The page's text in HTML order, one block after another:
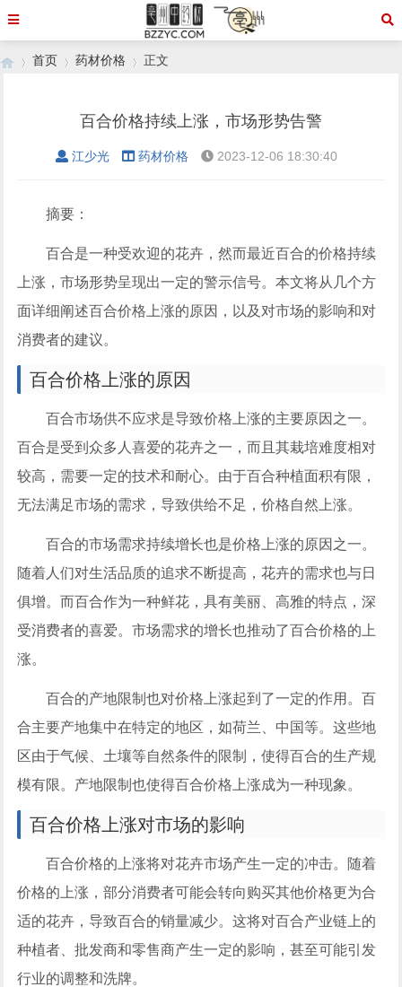
首页 药材价格 正文
百合价格持续上涨，市场形势告警
江少光 药材价格 2023-12-06 18:30:40
摘要：
百合是一种受欢迎的花卉，然而最近百合的价格持续
上涨，市场形势呈现出一定的警示信号。本文将从几个方
面详细阐述百合价格上涨的原因，以及对市场的影响和对
消费者的建议。
百合价格上涨的原因
百合市场供不应求是导致价格上涨的主要原因之一。
百合是受到众多人喜爱的花卉之一，而且其栽培难度相对
较高，需要一定的技术和耐心。由于百合种植面积有限，
无法满足市场的需求，导致供给不足，价格自然上涨。
百合的市场需求持续增长也是价格上涨的原因之一。
随着人们对生活品质的追求不断提高，花卉的需求也与日
俱增。而百合作为一种鲜花，具有美丽、高雅的特点，深
受消费者的喜爱。市场需求的增长也推动了百合价格的上
涨。
百合的产地限制也对价格上涨起到了一定的作用。百
合主要产地集中在特定的地区，如荷兰、中国等。这些地
区由于气候、土壤等自然条件的限制，使得百合的生产规
模有限。产地限制也使得百合价格上涨成为一种现象。
百合价格上涨对市场的影响
百合价格的上涨将对花卉市场产生一定的冲击。随着
价格的上涨，部分消费者可能会转向购买其他价格更为合
适的花卉，导致百合的销量减少。这将对百合产业链上的
种植者、批发商和零售商产生一定的影响，甚至可能引发
行业的调整和洗牌。